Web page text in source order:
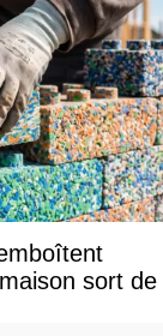
sort de